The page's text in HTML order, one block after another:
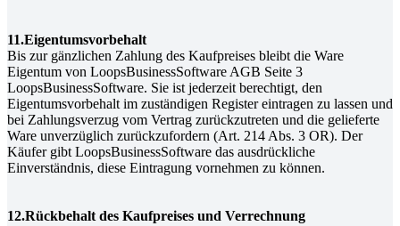
11.Eigentumsvorbehalt
Bis zur gänzlichen Zahlung des Kaufpreises bleibt die Ware
Eigentum von LoopsBusinessSoftware AGB Seite 3
LoopsBusinessSoftware. Sie ist jederzeit berechtigt, den
Eigentumsvorbehalt im zuständigen Register eintragen zu lassen und
bei Zahlungsverzug vom Vertrag zurückzutreten und die gelieferte
Ware unverzüglich zurückzufordern (Art. 214 Abs. 3 OR). Der
Käufer gibt LoopsBusinessSoftware das ausdrückliche
Einverständnis, diese Eintragung vornehmen zu können.
12.Rückbehalt des Kaufpreises und Verrechnung